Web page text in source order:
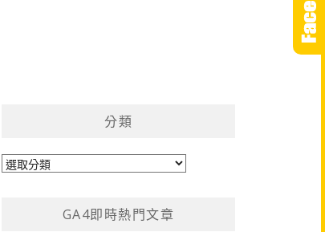
分類
分
GA4即時熱門文章